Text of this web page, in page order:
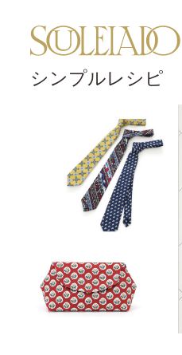
シンプルレシピ